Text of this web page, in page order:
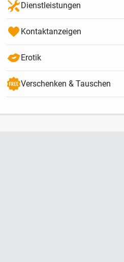
Dienstleistungen
Kontaktanzeigen
Erotik
Verschenken & Tauschen